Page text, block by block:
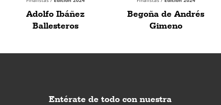
Adolfo Ibáñez
Ballesteros
Begoña de Andrés
Gimeno
Entérate de todo con nuestra